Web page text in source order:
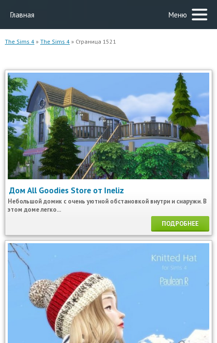
Главная Меню
The Sims 4 » The Sims 4 » Страница 1521
Дом All Goodies Store от Ineliz
Небольшой домик с очень уютной обстановкой внутри и снаружи. В
этом доме легко...
ПОДРОБНЕЕ